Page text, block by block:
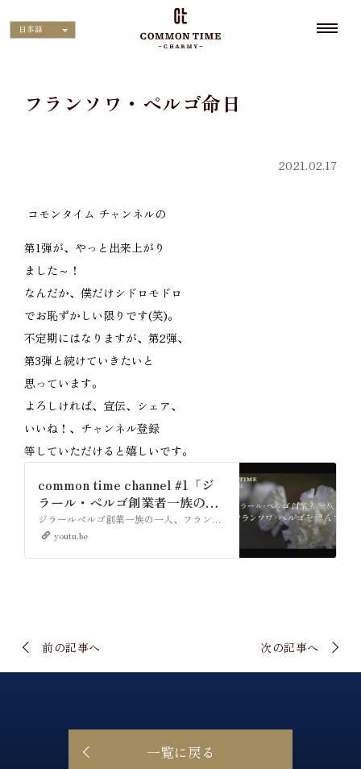
日本語
フランソワ・ペルゴ命日
2021.02.17
コモンタイム チャンネルの
第1弾が、やっと出来上がり
ました～！
なんだか、僕だけシドロモドロ
でお恥ずかしい限りです(笑)。
不定期にはなりますが、第2弾、
第3弾と続けていきたいと
思っています。
よろしければ、宣伝、シェア、
いいね！、チャンネル登録
等していただけると嬉しいです。
common time channel #1「ジ
ラール・ペルゴ創業者一族のフ
ランソワ・ぺルゴを偲んで」 ジラールペルゴ創業一族の一人、フランソワペルゴが日本に来日して160年。フランソワペルゴは日本に初めて西洋の時計を輸入販売した人物です。そのフランソワペルゴの命日の12月18日に、お墓まいりをしました。フランソワペルゴという人物、そして横浜とジラールペルゴの関わりなど、色々な情報が満載です。
youtu.be
前の記事へ 次の記事へ
一覧に戻る